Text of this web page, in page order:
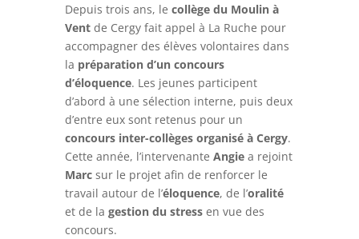
Depuis trois ans, le collège du Moulin à
Ventde Cergy fait appel à La Ruche pour
accompagner des élèves volontaires dans
la préparation d’un concours
d’éloquence. Les jeunes participent
d’abord à une sélection interne, puis deux
d’entre eux sont retenus pour un
concours inter-collèges organisé à Cergy.
Cette année, l’intervenante Angiea rejoint
Marcsur le projet afin de renforcer le
travail autour de l’éloquence, de l’oralité
et de la gestion du stressen vue des
concours.